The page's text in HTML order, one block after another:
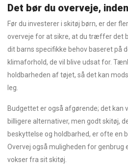
Det bør du overveje,
Før du investerer i skitøj børn, er der
overveje for at sikre, at du træffer det
dit barns specifikke behov baseret på
klimaforhold, de vil blive udsat for.
holdbarheden af tøjet, så det kan
leg.
Budgettet er også afgørende; det
billigere alternativer, men godt skitøj,
beskyttelse og holdbarhed, er ofte en
Overvej også muligheden for genbrug
vokser fra sit skitøj.